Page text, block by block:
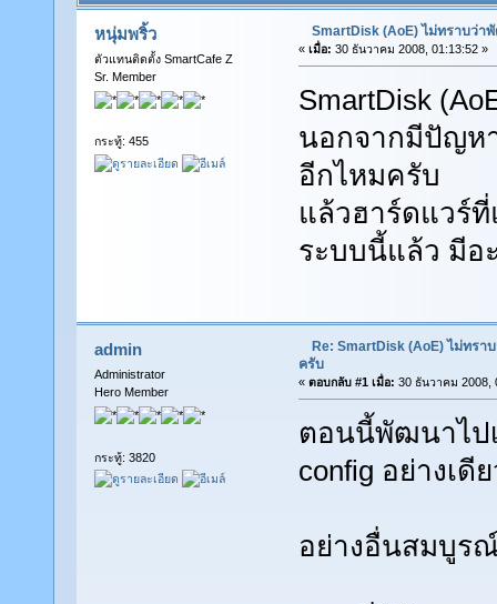
หนุ่มพริ้ว
ตัวแทนติดตั้ง SmartCafe Z
Sr. Member
กระทู้: 455
SmartDisk (AoE) ไม่ทราบว่
« เมื่อ: 30 ธันวาคม 2008, 01:13:52 »
SmartDisk
นอกจากมีปัญห
อีกไหมครับ
แล้วฮาร์ดแวร์
ระบบนี้แล้ว มีอ
admin
Administrator
Hero Member
กระทู้: 3820
Re: SmartDisk (AoE) ไม่ทร
ครับ
« ตอบกลับ #1 เมื่อ: 30 ธันวาคม 2008,
ตอนนี้พัฒนาไป
config อย่างเดี
อย่างอื่นสมบูร